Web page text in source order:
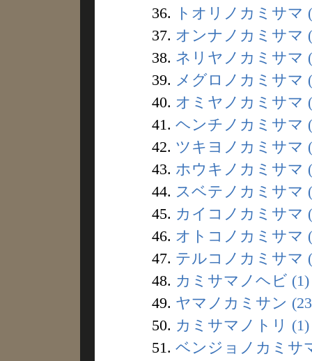
36.
トオリノカミサマ
37. オンナノカミサマ
38. ネリヤノカミサマ
39. メグロノカミサマ
40. オミヤノカミサマ
41. ヘンチノカミサマ
42. ツキヨノカミサマ
43. ホウキノカミサマ
44. スベテノカミサマ
45. カイコノカミサマ
46. オトコノカミサマ
47. テルコノカミサマ
48. カミサマノヘビ (1)
49. ヤマノカミサン
50. カミサマノトリ (1)
51. ベンジョノカミサ